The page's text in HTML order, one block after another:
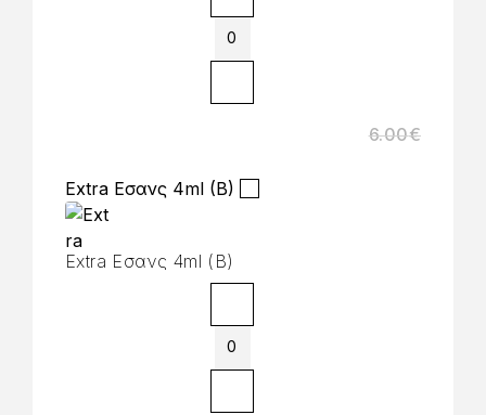
6.00€
Extra Εσανς 4ml (B)
Extra Εσανς 4ml (B)